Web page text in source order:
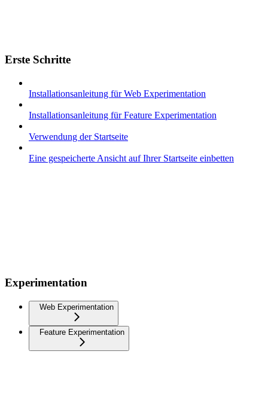
Erste Schritte
Installationsanleitung für Web Experimentation
Installationsanleitung für Feature Experimentation
Verwendung der Startseite
Eine gespeicherte Ansicht auf Ihrer Startseite einbetten
Experimentation
Web Experimentation
Feature Experimentation